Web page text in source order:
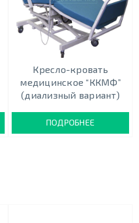
Кресло-кровать
медицинское “ККМФ”
(диализный вариант)
ПОДРОБНЕЕ